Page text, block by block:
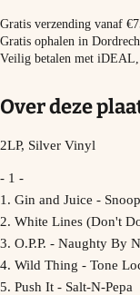
− +
Gratis verzending vanaf
Gratis ophalen in
Veilig betalen met iDEAL,
Over deze
2LP, Silver Vinyl
- 1 -
1. Gin and Juice -
2. White Lines (Don't
3. O.P.P. - Naughty By
4. Wild Thing - Tone
5. Push It - Salt-N-Pepa